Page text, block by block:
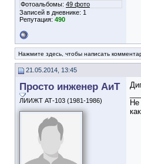
Фотоальбомы: 49 фото
Записей в дневнике: 1
Репутация: 490
Нажмите здесь, чтобы написать
21.05.2014, 13:45
Просто инженер АиТ
ЛИИЖТ АТ-103 (1981-1986)
Не